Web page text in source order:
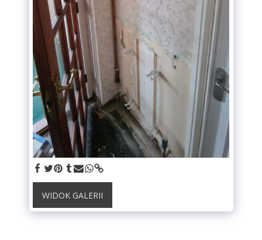
WIDOK GALERII